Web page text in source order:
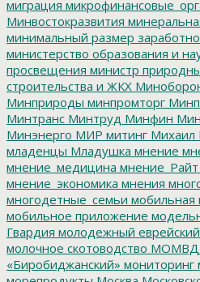
миграция
Минвостокразвития
минимальный размер
министерство образования и
просвещения министр
строительства и ЖКХ
Минприроды минпромторг
Минтранс Минтруд Минфин
Минэнерго МИР митинг Михаил
младенцы Младушка мнение
мнение_медицина мнение_Райт
мнение_экономика мнения
многодетные_семьи мобильная
мобильное приложение
Гвардия молодежный
молочное скотоводство МОМВД
«Биробиджанский» мониторинг